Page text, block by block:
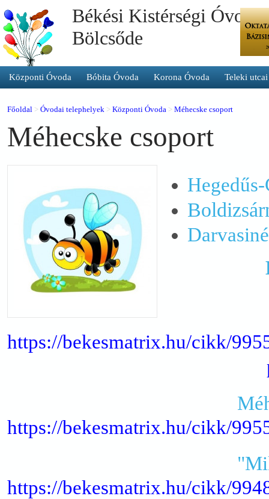
Békési Kistérségi Óvoda
Bölcsőde
Központi Óvoda Bóbita Óvoda Korona Óvoda Teleki
Főoldal > Óvodai telephelyek > Központi Óvoda > Méhecske csoport
Méhecske csoport
https://bekesmatrix.hu/cikk/
https://bekesmatrix.hu/cikk/
https://bekesmatrix.hu/cikk/